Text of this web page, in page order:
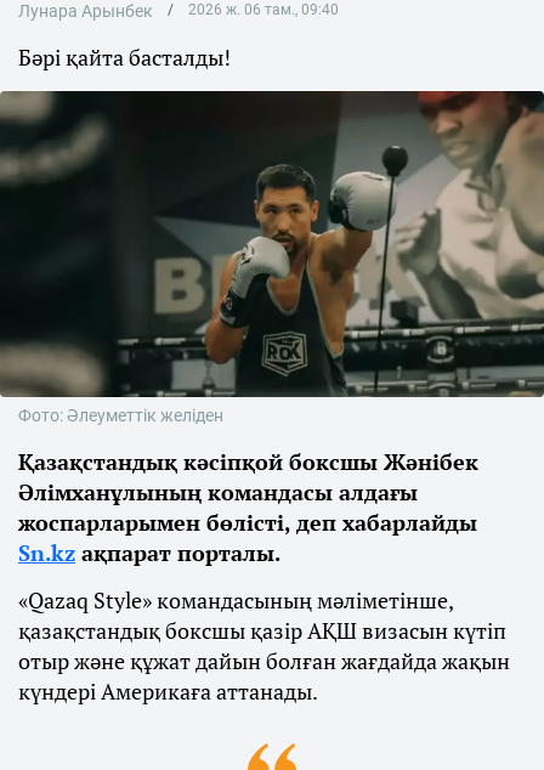
Лунара Арынбек 2026 ж. 06 там., 09:40
Бәрі қайта басталды!
Фото: Әлеуметтік желіден
Қазақстандық кәсіпқой боксшы Жәнібек
Әлімханұлының командасы алдағы
жоспарларымен бөлісті, деп хабарлайды
Sn.kz ақпарат порталы.
«Qazaq Style» командасының мәліметінше,
қазақстандық боксшы қазір АҚШ визасын күтіп
отыр және құжат дайын болған жағдайда жақын
күндері Америкаға аттанады.